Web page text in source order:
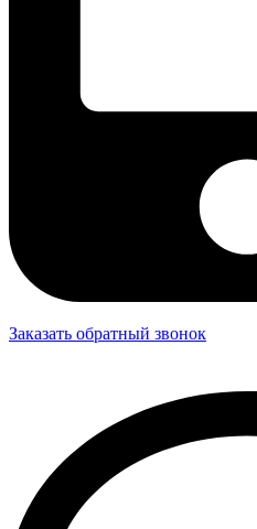
Заказать обратный звонок